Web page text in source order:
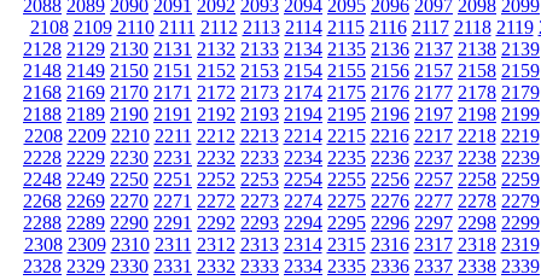
2088 2089 2090 2091 2092 2093 2094 2095 2096 2097 2098 2099
2108 2109 2110 2111 2112 2113 2114 2115 2116 2117 2118 2119
2128 2129 2130 2131 2132 2133 2134 2135 2136 2137 2138 2139
2148 2149 2150 2151 2152 2153 2154 2155 2156 2157 2158 2159
2168 2169 2170 2171 2172 2173 2174 2175 2176 2177 2178 2179
2188 2189 2190 2191 2192 2193 2194 2195 2196 2197 2198 2199
2208 2209 2210 2211 2212 2213 2214 2215 2216 2217 2218 2219
2228 2229 2230 2231 2232 2233 2234 2235 2236 2237 2238 2239
2248 2249 2250 2251 2252 2253 2254 2255 2256 2257 2258 2259
2268 2269 2270 2271 2272 2273 2274 2275 2276 2277 2278 2279
2288 2289 2290 2291 2292 2293 2294 2295 2296 2297 2298 2299
2308 2309 2310 2311 2312 2313 2314 2315 2316 2317 2318 2319
2328 2329 2330 2331 2332 2333 2334 2335 2336 2337 2338 2339